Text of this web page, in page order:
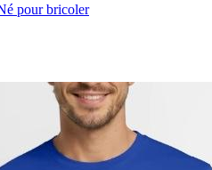
pour bricoler